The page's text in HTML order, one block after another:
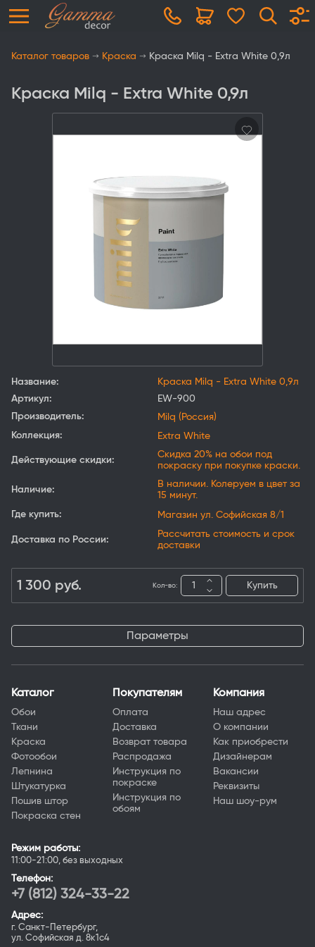
Каталог товаров Краска Краска Milq - Extra White 0,9л
Краска Milq - Extra White 0,9л
Название:
Краска Milq - Extra White 0,9л
Артикул:
EW-900
Производитель:
Milq (Россия)
Коллекция:
Extra White
Действующие скидки:
Скидка 20% на обои под
покраску при покупке краски.
Наличие:
В наличии. Колеруем в цвет за
15 минут.
Где купить:
Магазин ул. Софийская 8/1
Доставка по России:
Рассчитать стоимость и срок
доставки
1 300 руб. Кол-во: Купить
Параметры
Каталог
Обои
Ткани
Краска
Фотообои
Лепнина
Штукатурка
Пошив штор
Покраска стен
Покупателям
Оплата
Доставка
Возврат товара
Распродажа
Инструкция по
покраске
Инструкция по
обоям
Компания
Наш адрес
О компании
Как приобрести
Дизайнерам
Вакансии
Реквизиты
Наш шоу-рум
Режим работы:
11:00-21:00, без выходных
Телефон:
+7 (812) 324-33-22
Адрес:
г. Санкт-Петербург,
ул. Софийская д. 8к1с4